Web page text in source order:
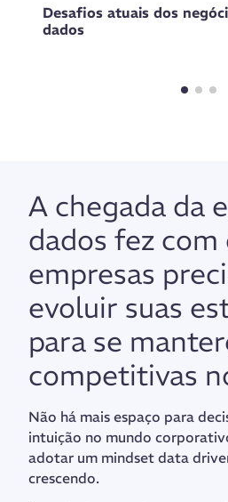
Desafios atuais dos
dados
A chegada da
dados fez com
empresas
evoluir suas
para se
competitivas
Não há mais espaço para
intuição no mundo
adotar um mindset data
crescendo.